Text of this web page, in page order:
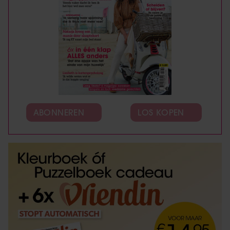
ABONNEREN LOS KOPEN